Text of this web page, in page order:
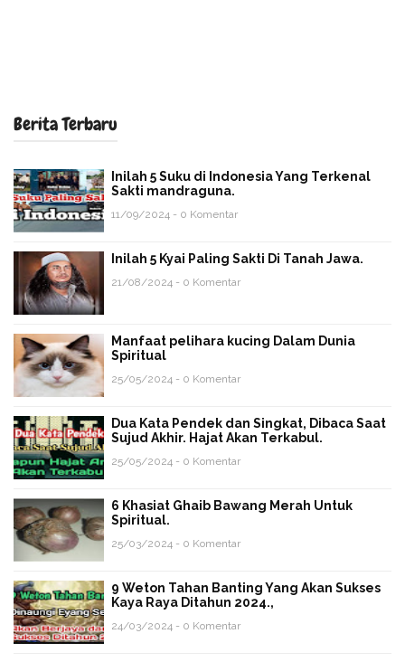
Berita Terbaru
Inilah 5 Suku di Indonesia Yang Terkenal
Sakti mandraguna.
11/09/2024 - 0 Komentar
Inilah 5 Kyai Paling Sakti Di Tanah Jawa.
21/08/2024 - 0 Komentar
Manfaat pelihara kucing Dalam Dunia
Spiritual
25/05/2024 - 0 Komentar
Dua Kata Pendek dan Singkat, Dibaca Saat
Sujud Akhir. Hajat Akan Terkabul.
25/05/2024 - 0 Komentar
6 Khasiat Ghaib Bawang Merah Untuk
Spiritual.
25/03/2024 - 0 Komentar
9 Weton Tahan Banting Yang Akan Sukses
Kaya Raya Ditahun 2024.,
24/03/2024 - 0 Komentar